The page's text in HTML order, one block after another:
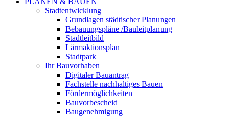
Stadtentwicklung
Grundlagen städtischer Planungen
Bebauungspläne /Bauleitplanung
Stadtleitbild
Lärmaktionsplan
Stadtpark
Ihr Bauvorhaben
Digitaler Bauantrag
Fachstelle nachhaltiges Bauen
Fördermöglichkeiten
Bauvorbescheid
Baugenehmigung